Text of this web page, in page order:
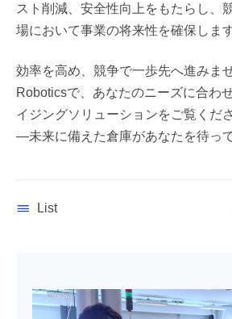
スト削減、安全性向上をもたらし、
場において事業の将来性を確保します
効率を高め、競争で一歩先へ進みま
Roboticsで、あなたのニーズに合わ
イジングソリューションをご覧くだ
—未来に備えた倉庫があなたを待っ
List